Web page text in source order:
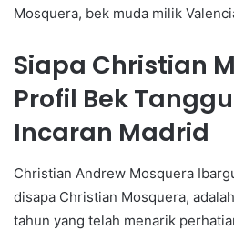
Mosquera, bek muda milik
Siapa Christian
Profil Bek
Incaran Madrid
Christian Andrew Mosquera
disapa Christian Mosquera,
tahun yang telah menarik